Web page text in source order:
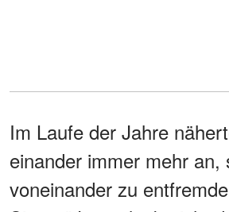
Im Laufe der Jahre
einander immer mehr an,
voneinander zu